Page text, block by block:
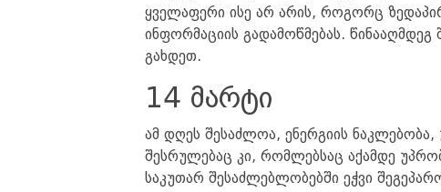
ყველაფერი ისე არ არის, როგორც
ინფორმაციის გადამოწმებას. წინააღმდეგ
გახდეთ.
14 მარტი
ამ დღეს შესაძლოა, ენერგიის ნაკლებობა,
შესრულებაც კი, რომლებსაც აქამდე
საკუთარ შესაძლებლობებში ეჭვი